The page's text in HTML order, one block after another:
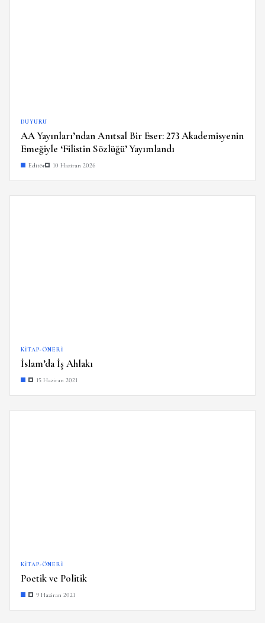
DUYURU
AA Yayınları’ndan Anıtsal Bir Eser: 273 Akademisyenin
Emeğiyle ‘Filistin Sözlüğü’ Yayımlandı
Editör 10 Haziran 2026
KITAP-ÖNERI
İslam’da İş Ahlakı
15 Haziran 2021
KITAP-ÖNERI
Poetik ve Politik
9 Haziran 2021